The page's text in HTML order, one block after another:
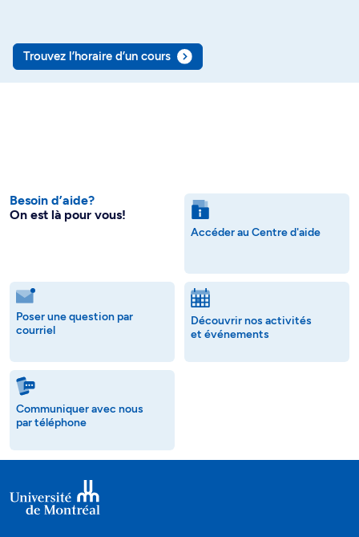
Trouvez l’horaire d’un cours
Besoin d’aide?
On est là pour vous!
Accéder au Centre d'aide
Poser une question par
courriel
Découvrir nos activités
et événements
Communiquer avec nous
par téléphone